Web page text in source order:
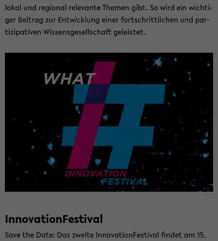
lokal und re­gio­nal re­le­van­te The­men gibt. So wird ein wich­ti­
ger Bei­trag zur Ent­wick­lung einer fort­schritt­li­chen und par­
ti­zi­pa­ti­ven Wis­sens­ge­sell­schaft ge­leis­tet.
In­no­va­ti­on­Fes­ti­val
Save the Date: Das zwei­te In­no­va­ti­on­Fes­ti­val fin­det am 15.